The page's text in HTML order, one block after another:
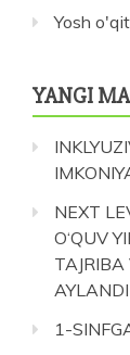
Yosh
YANGI
NEXT
O‘QUV
AYLANDI
1-